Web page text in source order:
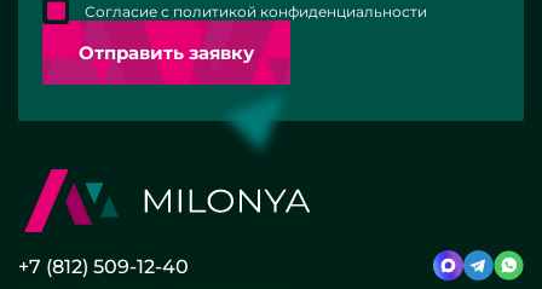
Отправить заявку
Согласие с политикой конфиденциальности
+7 (812) 509-12-40